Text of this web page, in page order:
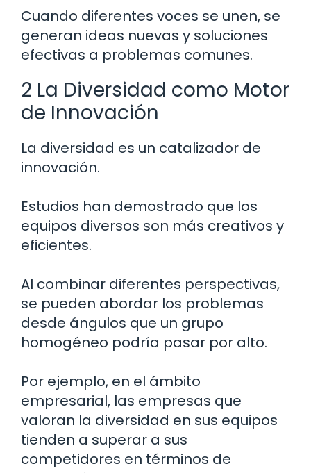
Cuando diferentes voces se unen, se
generan ideas nuevas y soluciones
efectivas a problemas comunes.
2 La Diversidad como Motor
de Innovación
La diversidad es un catalizador de
innovación.
Estudios han demostrado que los
equipos diversos son más creativos y
eficientes.
Al combinar diferentes perspectivas,
se pueden abordar los problemas
desde ángulos que un grupo
homogéneo podría pasar por alto.
Por ejemplo, en el ámbito
empresarial, las empresas que
valoran la diversidad en sus equipos
tienden a superar a sus
competidores en términos de